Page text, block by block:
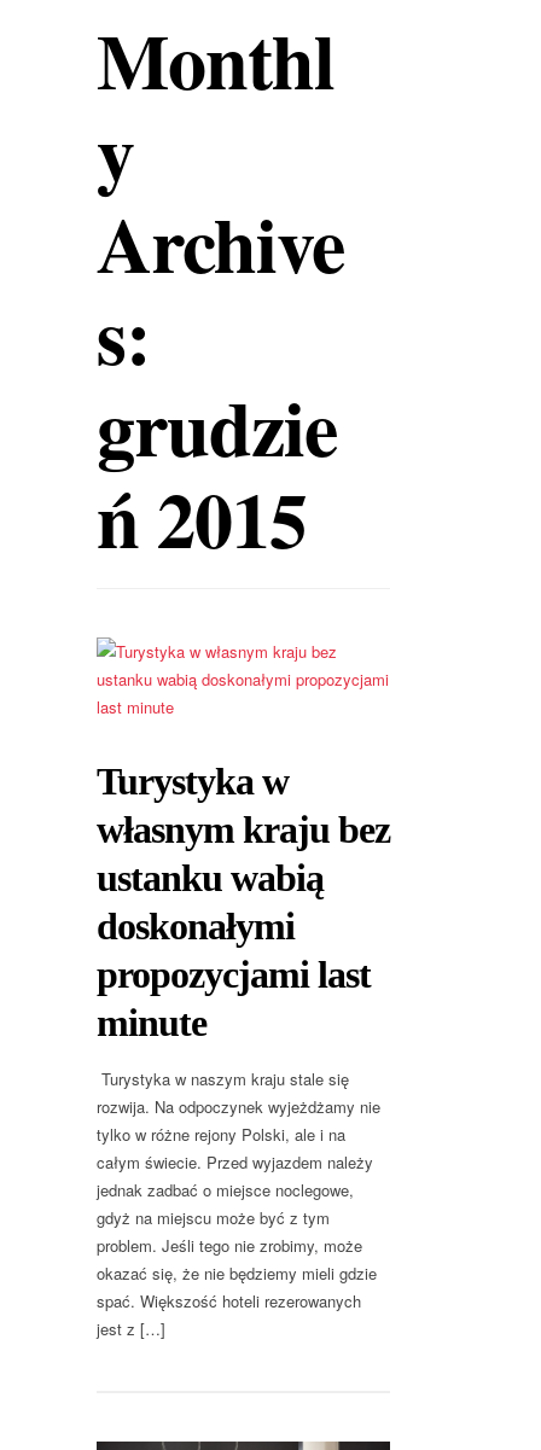
Monthl
y
Archive
s:
grudzie
ń 2015
Turystyka w
własnym kraju bez
ustanku wabią
doskonałymi
propozycjami last
minute
Turystyka w naszym kraju stale się
rozwija. Na odpoczynek wyjeżdżamy nie
tylko w różne rejony Polski, ale i na
całym świecie. Przed wyjazdem należy
jednak zadbać o miejsce noclegowe,
gdyż na miejscu może być z tym
problem. Jeśli tego nie zrobimy, może
okazać się, że nie będziemy mieli gdzie
spać. Większość hoteli rezerowanych
jest z […]